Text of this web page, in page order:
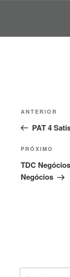
Navegação
Post
Post
anterior
ANTERIOR
PAT 4
Próximo
post
PRÓXIMO
TDC
Negócios